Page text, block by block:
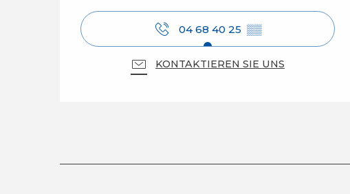
04 68 40 25 ▒▒
KONTAKTIEREN SIE UNS